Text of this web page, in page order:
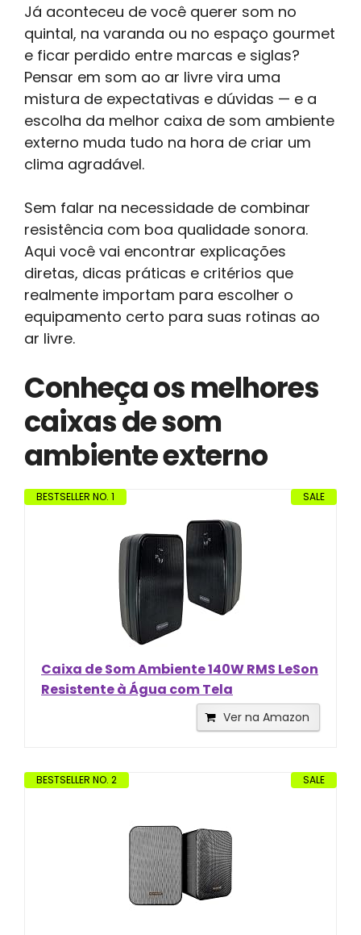
Já aconteceu de você querer som no
quintal, na varanda ou no espaço gourmet
e ficar perdido entre marcas e siglas?
Pensar em som ao ar livre vira uma
mistura de expectativas e dúvidas — e a
escolha da melhor caixa de som ambiente
externo muda tudo na hora de criar um
clima agradável.
Sem falar na necessidade de combinar
resistência com boa qualidade sonora.
Aqui você vai encontrar explicações
diretas, dicas práticas e critérios que
realmente importam para escolher o
equipamento certo para suas rotinas ao
ar livre.
Conheça os melhores
caixas de som
ambiente externo
SALE
BESTSELLER NO. 1
Caixa de Som Ambiente 140W RMS LeSon
Resistente à Água com Tela
Ver na Amazon
SALE
BESTSELLER NO. 2